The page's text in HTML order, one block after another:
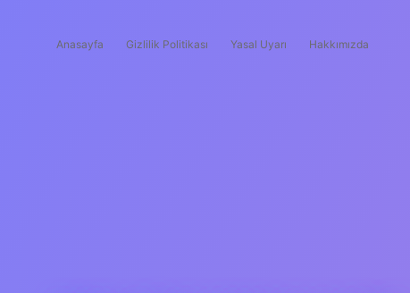
Anasayfa Gizlilik Politikası Yasal Uyarı Hakkımızda